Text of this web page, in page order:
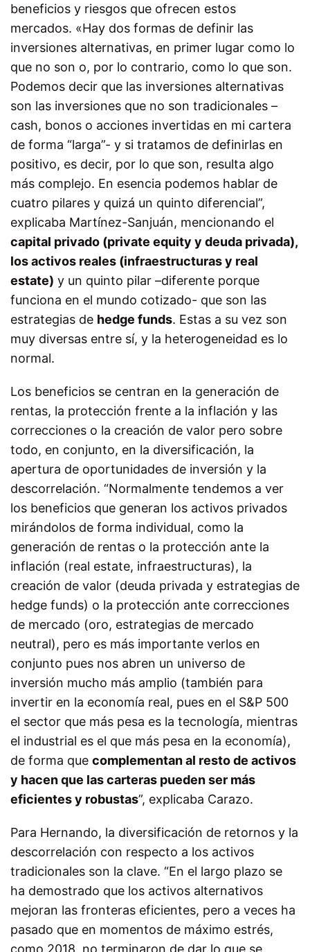
beneficios y riesgos que ofrecen estos
mercados. «Hay dos formas de definir las
inversiones alternativas, en primer lugar como lo
que no son o, por lo contrario, como lo que son.
Podemos decir que las inversiones alternativas
son las inversiones que no son tradicionales –
cash, bonos o acciones invertidas en mi cartera
de forma “larga”- y si tratamos de definirlas en
positivo, es decir, por lo que son, resulta algo
más complejo. En esencia podemos hablar de
cuatro pilares y quizá un quinto diferencial”,
explicaba Martínez-Sanjuán, mencionando el
capital privado (private equity y deuda privada),
los activos reales (infraestructuras y real
estate) y un quinto pilar –diferente porque
funciona en el mundo cotizado- que son las
estrategias de hedge funds. Estas a su vez son
muy diversas entre sí, y la heterogeneidad es lo
normal.
Los beneficios se centran en la generación de
rentas, la protección frente a la inflación y las
correcciones o la creación de valor pero sobre
todo, en conjunto, en la diversificación, la
apertura de oportunidades de inversión y la
descorrelación. “Normalmente tendemos a ver
los beneficios que generan los activos privados
mirándolos de forma individual, como la
generación de rentas o la protección ante la
inflación (real estate, infraestructuras), la
creación de valor (deuda privada y estrategias de
hedge funds) o la protección ante correcciones
de mercado (oro, estrategias de mercado
neutral), pero es más importante verlos en
conjunto pues nos abren un universo de
inversión mucho más amplio (también para
invertir en la economía real, pues en el S&P 500
el sector que más pesa es la tecnología, mientras
el industrial es el que más pesa en la economía),
de forma que complementan al resto de activos
y hacen que las carteras pueden ser más
eficientes y robustas”, explicaba Carazo.
Para Hernando, la diversificación de retornos y la
descorrelación con respecto a los activos
tradicionales son la clave. “En el largo plazo se
ha demostrado que los activos alternativos
mejoran las fronteras eficientes, pero a veces ha
pasado que en momentos de máximo estrés,
como 2018, no terminaron de dar lo que se